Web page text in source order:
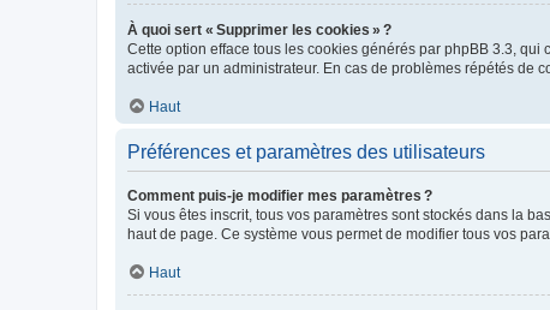
À quoi sert « Supprimer les cookies » ?
Cette option efface tous les cookies générés par phpBB 3.3,
activée par un administrateur. En cas de problèmes répétés de
Haut
Préférences et paramètres des utilisateurs
Comment puis-je modifier mes paramètres ?
Si vous êtes inscrit, tous vos paramètres sont stockés dans la
haut de page. Ce système vous permet de modifier tous vos
Haut